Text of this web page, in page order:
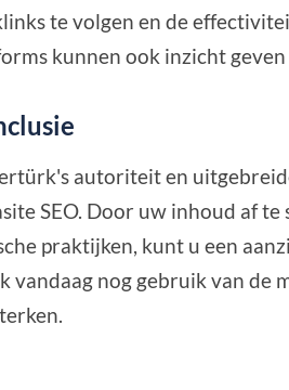
te volgen en de
kunnen ook inzicht
autoriteit en
SEO. Door uw inhoud af
praktijken, kunt u een
vandaag nog gebruik van